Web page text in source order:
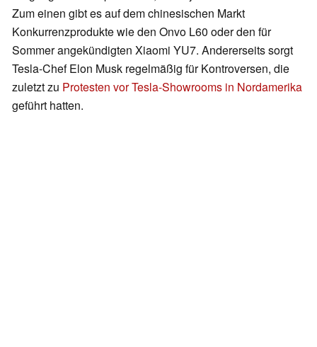
Zum einen gibt es auf dem chinesischen Markt
Konkurrenzprodukte wie den Onvo L60 oder den für
Sommer angekündigten Xiaomi YU7. Andererseits sorgt
Tesla-Chef Elon Musk regelmäßig für Kontroversen, die
zuletzt zu Protesten vor Tesla-Showrooms in Nordamerika
geführt hatten.